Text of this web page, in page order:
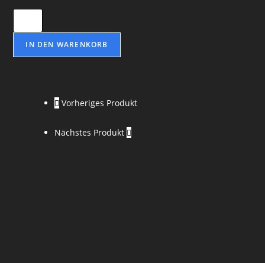
IN DEN WARENKORB
Vorheriges Produkt
Nächstes Produkt